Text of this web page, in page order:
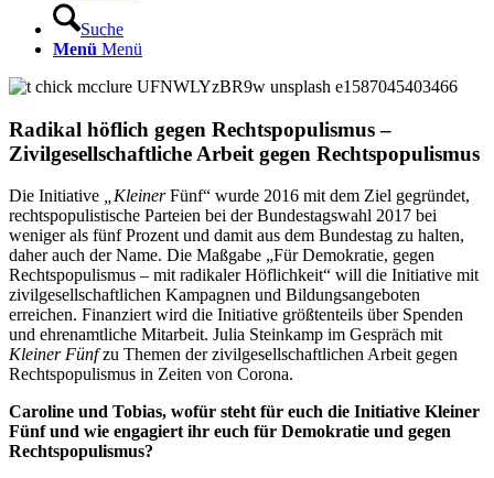
Suche
Menü Menü
Radikal höflich gegen Rechtspopulismus –
Zivilgesellschaftliche Arbeit gegen Rechtspopulismus
Die Initiative „KleinerFünf“ wurde 2016 mit dem Ziel gegründet,
rechtspopulistische Parteien bei der Bundestagswahl 2017 bei
weniger als fünf Prozent und damit aus dem Bundestag zu halten,
daher auch der Name. Die Maßgabe „Für Demokratie, gegen
Rechtspopulismus – mit radikaler Höflichkeit“ will die Initiative mit
zivilgesellschaftlichen Kampagnen und Bildungsangeboten
erreichen. Finanziert wird die Initiative größtenteils über Spenden
und ehrenamtliche Mitarbeit. Julia Steinkamp im Gespräch mit
Kleiner Fünfzu Themen der zivilgesellschaftlichen Arbeit gegen
Rechtspopulismus in Zeiten von Corona.
Caroline und Tobias, wofür steht für euch die Initiative Kleiner
Fünf und wie engagiert ihr euch für Demokratie und gegen
Rechtspopulismus?